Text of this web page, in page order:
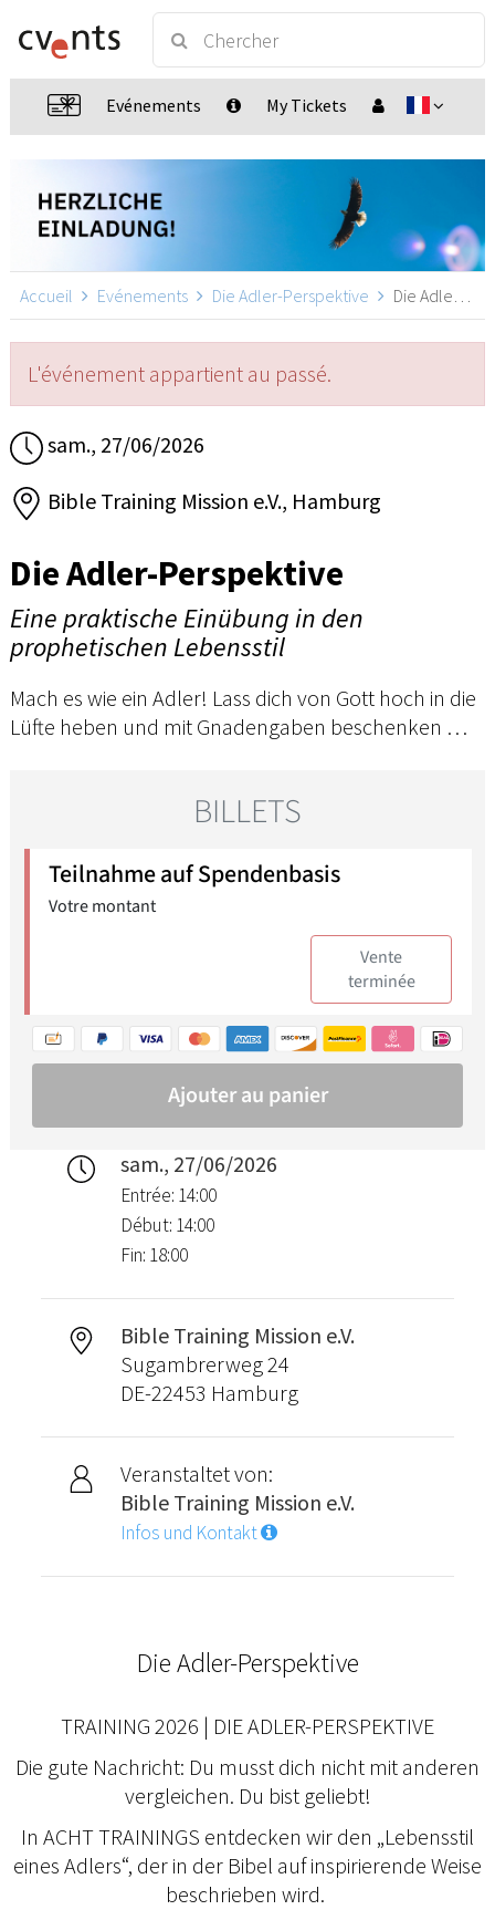
Evénements My Tickets
Accueil Evénements Die Adler-Perspektive Die Adler-Perspektive, Hamburg
L'événement appartient au passé.
sam., 27/06/2026
Bible Training Mission e.V., Hamburg
Die Adler-Perspektive
Eine praktische Einübung in den
prophetischen Lebensstil
Mach es wie ein Adler! Lass dich von Gott hoch in die
Lüfte heben und mit Gnadengaben beschenken …
sam., 27/06/2026
Entrée: 14:00
Début: 14:00
Fin: 18:00
Bible Training Mission e.V.
Sugambrerweg 24
DE-22453 Hamburg
Veranstaltet von:
Bible Training Mission e.V.
Infos und Kontakt
Die Adler-Perspektive
TRAINING 2026 | DIE ADLER-PERSPEKTIVE
Die gute Nachricht: Du musst dich nicht mit anderen
vergleichen. Du bist geliebt!
In ACHT TRAININGS entdecken wir den „Lebensstil
eines Adlers“, der in der Bibel auf inspirierende Weise
beschrieben wird.